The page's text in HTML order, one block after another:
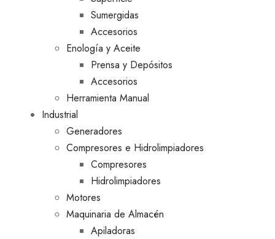
Sumergidas
Accesorios
Enología y Aceite
Prensa y Depósitos
Accesorios
Herramienta Manual
Industrial
Generadores
Compresores e Hidrolimpiadores
Compresores
Hidrolimpiadores
Motores
Maquinaria de Almacén
Apiladoras